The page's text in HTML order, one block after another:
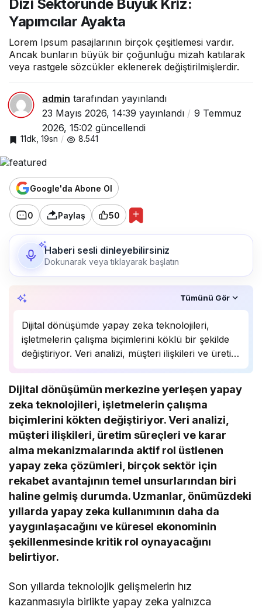
Dizi Sektöründe Büyük Kriz:
Yapımcılar Ayakta
Lorem Ipsum pasajlarının birçok çeşitlemesi vardır.
Ancak bunların büyük bir çoğunluğu mizah katılarak
veya rastgele sözcükler eklenerek değiştirilmişlerdir.
admin tarafından yayınlandı
23 Mayıs 2026, 14:39 yayınlandı
9 Temmuz
2026, 15:02 güncellendi
11dk, 19sn 8.541
Google'da Abone Ol
0 Paylaş 50
Haberi sesli dinleyebilirsiniz
Dokunarak veya tıklayarak başlatın
Tümünü Gör
Dijital dönüşümde yapay zeka teknolojileri,
işletmelerin çalışma biçimlerini köklü bir şekilde
değiştiriyor. Veri analizi, müşteri ilişkileri ve üretim
süreçlerinde önemli bir rol oynayan yapay zeka,
Uzmanlar, bu teknolojinin önümüzdeki yıllarda
daha da yaygınlaşarak…
Dijital dönüşümün merkezine yerleşen yapay
zeka teknolojileri, işletmelerin çalışma
biçimlerini kökten değiştiriyor. Veri analizi,
müşteri ilişkileri, üretim süreçleri ve karar
alma mekanizmalarında aktif rol üstlenen
yapay zeka çözümleri, birçok sektör için
rekabet avantajının temel unsurlarından biri
haline gelmiş durumda. Uzmanlar, önümüzdeki
yıllarda yapay zeka kullanımının daha da
yaygınlaşacağını ve küresel ekonominin
şekillenmesinde kritik rol oynayacağını
belirtiyor.
Son yıllarda teknolojik gelişmelerin hız
kazanmasıyla birlikte yapay zeka yalnızca